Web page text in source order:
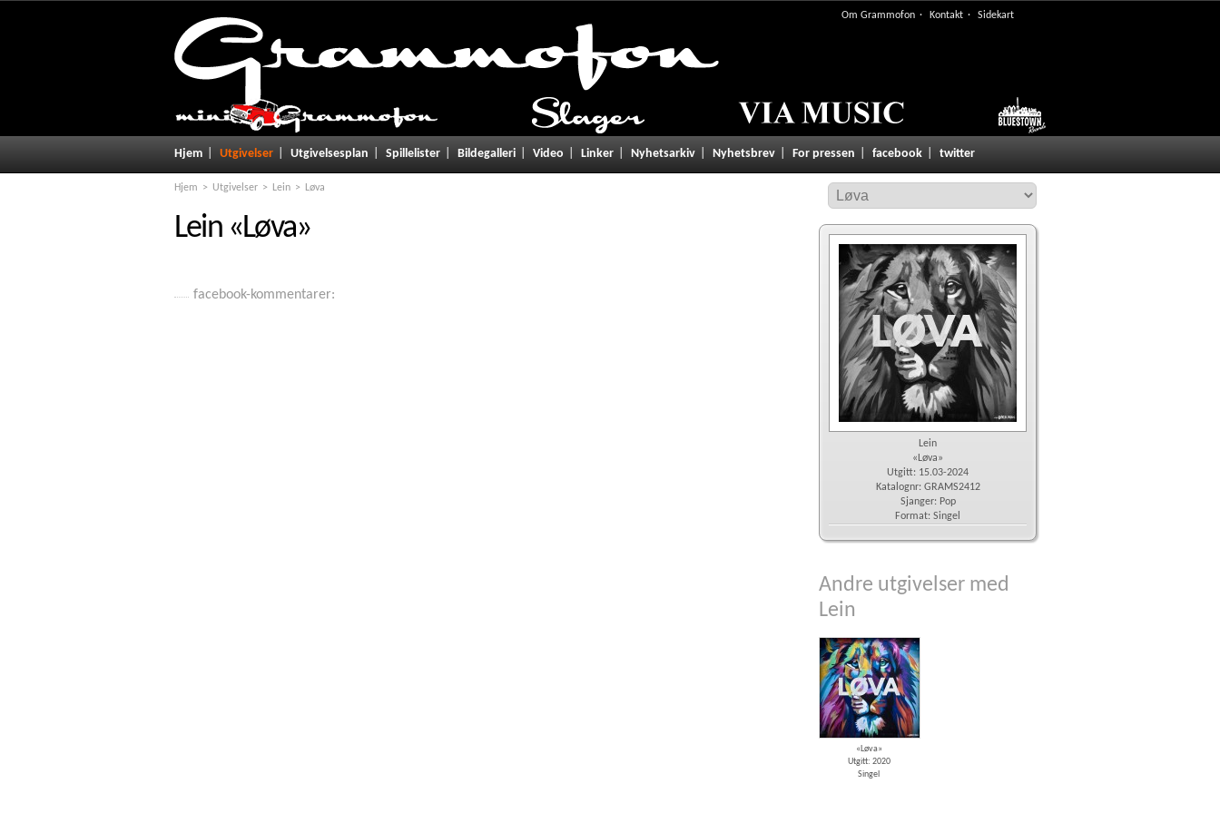
Om Grammofon Kontakt Sidekart
Hjem Utgivelser Utgivelsesplan Spillelister Bildegalleri Video Linker Nyhetsarkiv Nyhetsbrev For pressen facebook twitter
Hjem Utgivelser Lein Løva
Lein«Løva»
Lein
«Løva»
Utgitt: 15.03-2024
Katalognr: GRAMS2412
Sjanger: Pop
Format: Singel
Andre utgivelser med
Lein
«Løva»
Utgitt: 2020
Singel